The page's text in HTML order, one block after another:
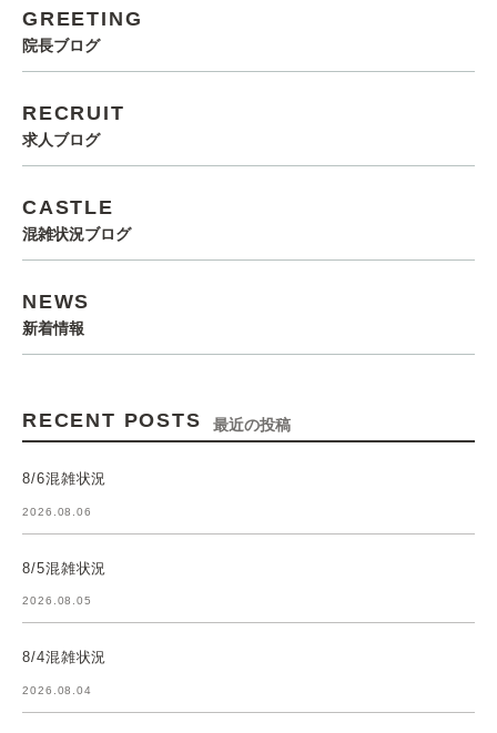
GREETING
院長ブログ
RECRUIT
求人ブログ
CASTLE
混雑状況ブログ
NEWS
新着情報
RECENT POSTS 最近の投稿
8/6混雑状況
2026.08.06
8/5混雑状況
2026.08.05
8/4混雑状況
2026.08.04